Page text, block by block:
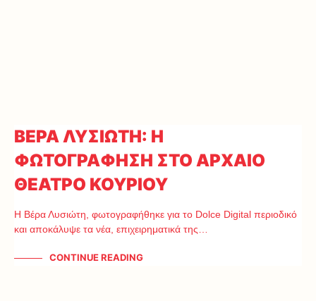
ΒΕΡΑ ΛΥΣΙΩΤΗ: Η
ΦΩΤΟΓΡΑΦΗΣΗ ΣΤΟ ΑΡΧΑΙΟ
ΘΕΑΤΡΟ ΚΟΥΡΙΟΥ
Η Βέρα Λυσιώτη, φωτογραφήθηκε για το Dolce Digital περιοδικό
και αποκάλυψε τα νέα, επιχειρηματικά της…
CONTINUE READING